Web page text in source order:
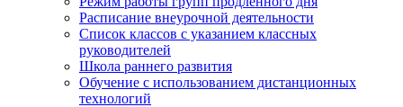
Расписание внеурочной деятельности
Список классов с указанием классных
руководителей
Школа раннего развития
Обучение с использованием дистанционных
технологий